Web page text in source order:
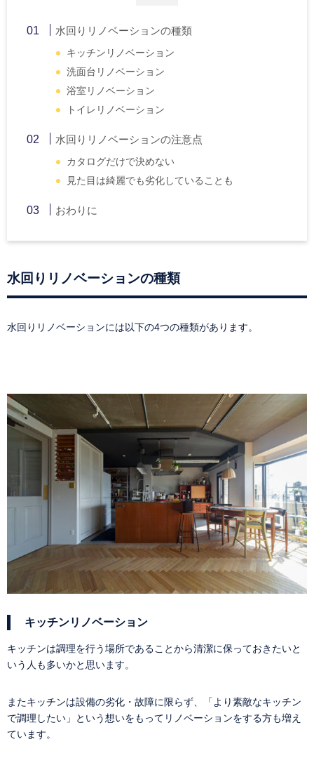
水回りリノベーションの種類
キッチンリノベーション
洗面台リノベーション
浴室リノベーション
トイレリノベーション
水回りリノベーションの注意点
カタログだけで決めない
見た目は綺麗でも劣化していることも
おわりに
水回りリノベーションの種類
水回りリノベーションには以下の4つの種類があります。
キッチンリノベーション
キッチンは調理を行う場所であることから清潔に保っておきたいと
いう人も多いかと思います。
またキッチンは設備の劣化・故障に限らず、「より素敵なキッチン
で調理したい」という想いをもってリノベーションをする方も増え
ています。